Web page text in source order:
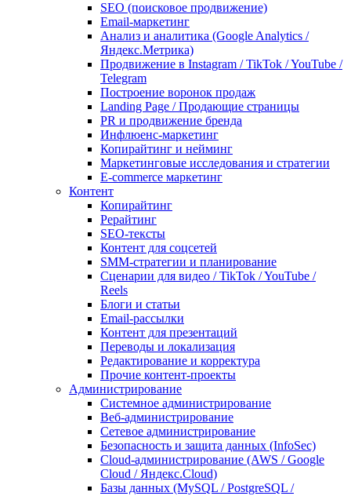
SEO (поисковое продвижение)
Email-маркетинг
Анализ и аналитика (Google Analytics /
Яндекс.Метрика)
Продвижение в Instagram / TikTok / YouTube /
Telegram
Построение воронок продаж
Landing Page / Продающие страницы
PR и продвижение бренда
Инфлюенс-маркетинг
Копирайтинг и нейминг
Маркетинговые исследования и стратегии
E-commerce маркетинг
Контент
Копирайтинг
Рерайтинг
SEO-тексты
Контент для соцсетей
SMM-стратегии и планирование
Сценарии для видео / TikTok / YouTube /
Reels
Блоги и статьи
Email-рассылки
Контент для презентаций
Переводы и локализация
Редактирование и корректура
Прочие контент-проекты
Администрирование
Системное администрирование
Веб-администрирование
Сетевое администрирование
Безопасность и защита данных (InfoSec)
Cloud-администрирование (AWS / Google
Cloud / Яндекс.Cloud)
Базы данных (MySQL / PostgreSQL /